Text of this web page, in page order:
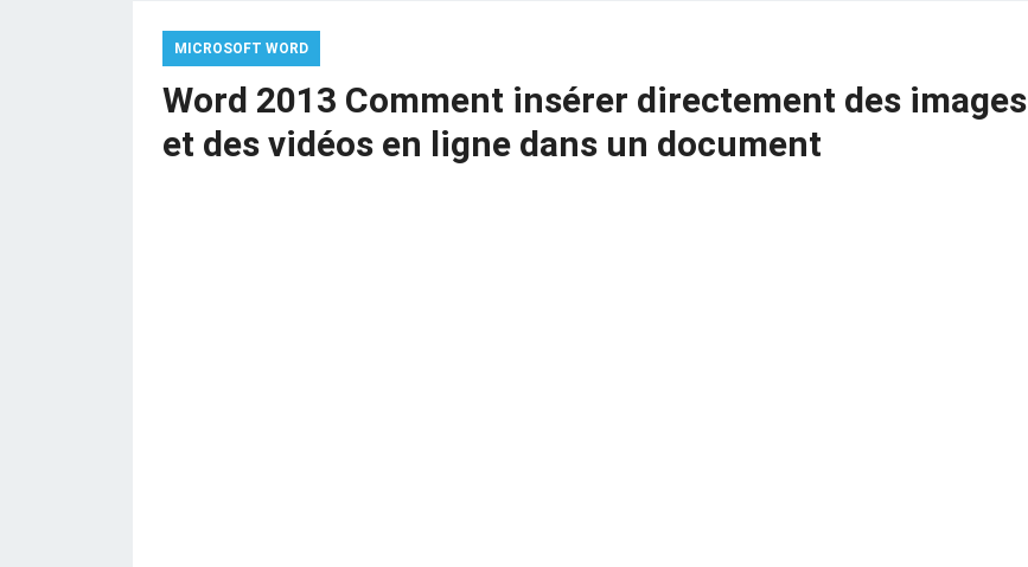
MICROSOFT WORD
Word 2013 Comment insérer directement des images
et des vidéos en ligne dans un document